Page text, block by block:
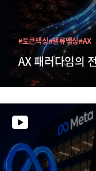
AX 패러다임의
#토큰맥싱#밸류맥싱#AX